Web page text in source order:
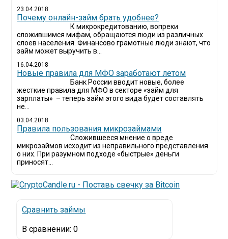
23.04.2018
Почему онлайн-займ брать удобнее?
К микрокредитованию, вопреки
сложившимся мифам, обращаются люди из различных
слоев населения. Финансово грамотные люди знают, что
займ может выручить в...
16.04.2018
Новые правила для МФО заработают летом
Банк России вводит новые, более
жесткие правила для МФО в секторе «займ для
зарплаты» – теперь займ этого вида будет составлять
не...
03.04.2018
​Правила пользования микрозаймами
Сложившееся мнение о вреде
микрозаймов исходит из неправильного представления
о них. При разумном подходе «быстрые» деньги
приносят...
Сравнить займы
В сравнении:0